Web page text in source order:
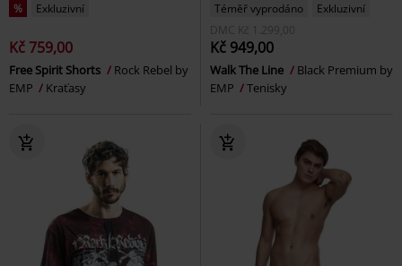
% Exkluzivní
Kč 759,00
Free Spirit Shorts
Rock Rebel by
EMP
Kraťasy
Téměř vyprodáno
Exkluzivní
DMC
Kč 1.299,00
Kč 949,00
Walk The Line
Black Premium by
EMP
Tenisky